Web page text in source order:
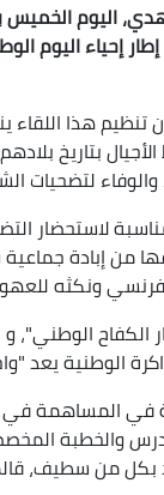
اليوم
هذا
بتاريخ
لتضحيات
أن ذكر بأن إحياء ذكرى مجازر
من إبادة
الوطني"، و
يعد
في المساهمة
الدرس والخطبة